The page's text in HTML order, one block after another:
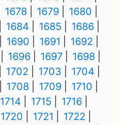
1678 1679
1680
1684 1685
1686
1690 1691
1692
1696 1697
1698
1702 1703
1704
1708 1709
1710
1714 1715
1716
1720 1721
1722